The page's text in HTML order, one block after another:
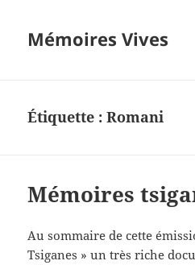
Mémoires Vives
Étiquette :Romani
Mémoires
Au sommaire de cette
Tsiganes » un très riche